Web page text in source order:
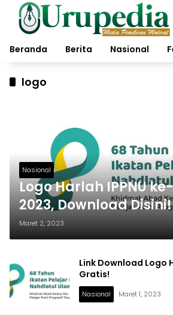
Langsung
konten
Beranda
Berita Nasional
logo
Nasional
Logo Harlah IPPNU
2023, Download Disini!
Maret 2, 2023
Link Download Logo
Gratis!
Nasional Maret 1, 2023